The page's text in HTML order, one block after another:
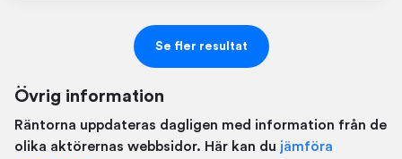
Se fler resultat
Övrig information
Räntorna uppdateras dagligen med information från de
olika aktörernas webbsidor. Här kan du jämföra